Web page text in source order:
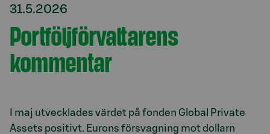
31.5.2026
Portföljförvaltarens
kommentar
I maj utvecklades värdet på fonden Global Private
Assets positivt. Eurons försvagning mot dollarn